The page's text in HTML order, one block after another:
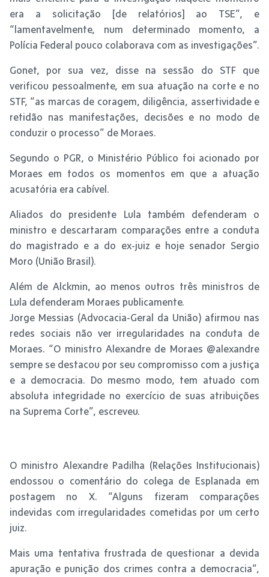
era a solicitação [de relatórios] ao TSE”, e
“lamentavelmente, num determinado momento, a
Polícia Federal pouco colaborava com as investigações”.
Gonet, por sua vez, disse na sessão do STF que
verificou pessoalmente, em sua atuação na corte e no
STF, “as marcas de coragem, diligência, assertividade e
retidão nas manifestações, decisões e no modo de
conduzir o processo” de Moraes.
Segundo o PGR, o Ministério Público foi acionado por
Moraes em todos os momentos em que a atuação
acusatória era cabível.
Aliados do presidente Lula também defenderam o
ministro e descartaram comparações entre a conduta
do magistrado e a do ex-juiz e hoje senador Sergio
Moro (União Brasil).
Além de Alckmin, ao menos outros três ministros de
Lula defenderam Moraes publicamente.
Jorge Messias (Advocacia-Geral da União) afirmou nas
redes sociais não ver irregularidades na conduta de
Moraes. “O ministro Alexandre de Moraes @alexandre
sempre se destacou por seu compromisso com a justiça
e a democracia. Do mesmo modo, tem atuado com
absoluta integridade no exercício de suas atribuições
na Suprema Corte”, escreveu.
O ministro Alexandre Padilha (Relações Institucionais)
endossou o comentário do colega de Esplanada em
postagem no X. “Alguns fizeram comparações
indevidas com irregularidades cometidas por um certo
juiz.
Mais uma tentativa frustrada de questionar a devida
apuração e punição dos crimes contra a democracia”,